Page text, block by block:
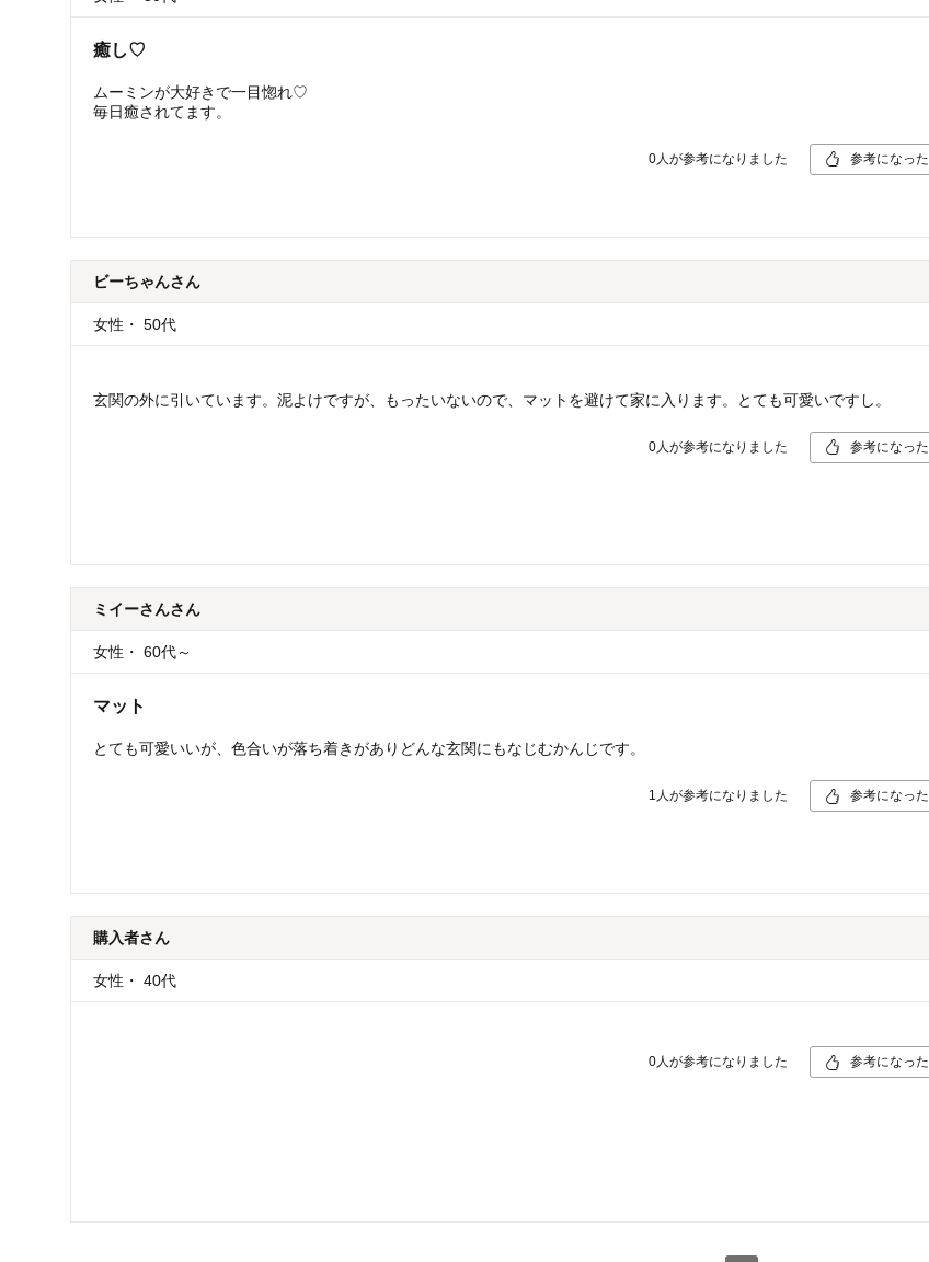
癒し♡
ムーミンが大好きで一目惚れ♡
毎日癒されてます。
0人が参考になりました 参考になった
ビーちゃんさん
女性 ・ 50代
玄関の外に引いています。泥よけですが、もったいないので、マットを避けて家に入ります。とても可愛いですし。
0人が参考になりました 参考になった
ミイーさんさん
女性 ・ 60代～
マット
とても可愛いいが、色合いが落ち着きがありどんな玄関にもなじむかんじです。
1 人が参考になりました 参考になった
購入者さん
女性 ・ 40代
0人が参考になりました 参考になった